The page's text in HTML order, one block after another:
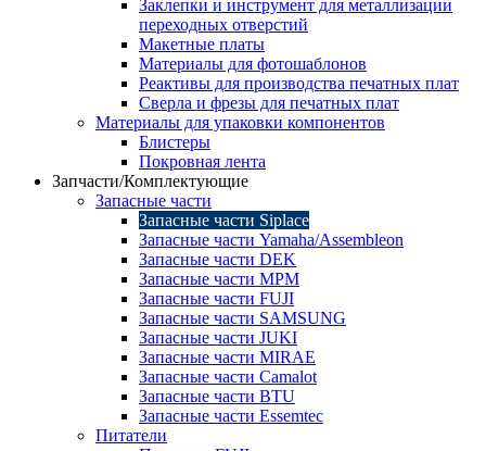
Заклепки и инструмент для металлизации
переходных отверстий
Макетные платы
Материалы для фотошаблонов
Реактивы для производства печатных плат
Сверла и фрезы для печатных плат
Материалы для упаковки компонентов
Блистеры
Покровная лента
Запчасти/Комплектующие
Запасные части
Запасные части Siplace
Запасные части Yamaha/Assembleon
Запасные части DEK
Запасные части MPM
Запасные части FUJI
Запасные части SAMSUNG
Запасные части JUKI
Запасные части MIRAE
Запасные части Camalot
Запасные части BTU
Запасные части Essemtec
Питатели